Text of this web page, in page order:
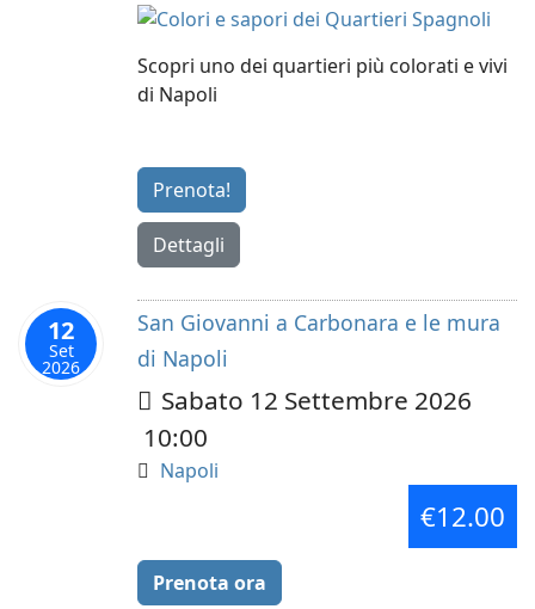
Scopri uno dei quartieri più colorati e vivi
di Napoli
Prenota!
Dettagli
12
Set
2026
San Giovanni a Carbonara e le mura
di Napoli
Sabato 12 Settembre 2026
10:00
Napoli
€12.00
Prenota ora